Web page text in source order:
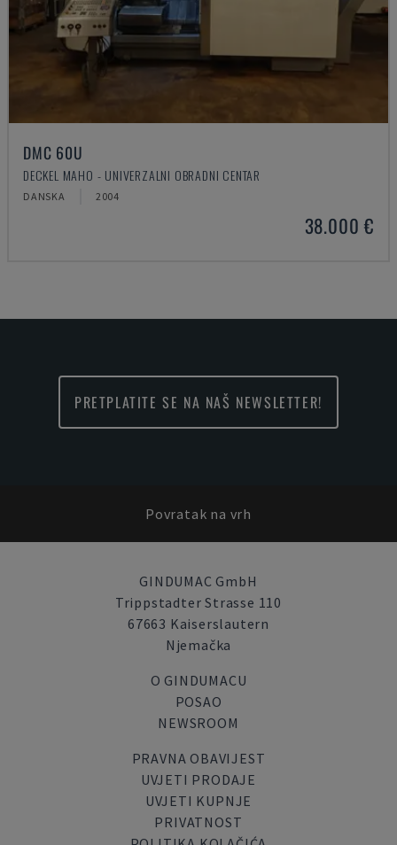
DMC 60U
DECKEL MAHO - UNIVERZALNI OBRADNI CENTAR
DANSKA 2004
38.000 €
PRETPLATITE SE NA NAŠ NEWSLETTER!
Povratak na vrh
GINDUMAC GmbH
Trippstadter Strasse 110
67663 Kaiserslautern
Njemačka
O GINDUMACU
POSAO
NEWSROOM
PRAVNA OBAVIJEST
UVJETI PRODAJE
UVJETI KUPNJE
PRIVATNOST